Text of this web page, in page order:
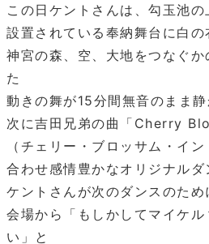
この日ケントさんは、勾玉池
設置されている奉納舞台に白の
神宮の森、空、大地をつなぐ
た
動きの舞が15分間無音のまま静
次に吉田兄弟の曲「Cherry
（チェリー・ブロッサム・イ
合わせ感情豊かなオリジナルダ
ケントさんが次のダンスのため
会場から「もしかしてマイケ
い」と